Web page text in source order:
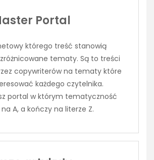
Portal
którego treść stanowią
tematy. Są to treści
copywriterów na tematy które
każdego czytelnika.
portal w którym tematyczność
A, a kończy na literze Z.